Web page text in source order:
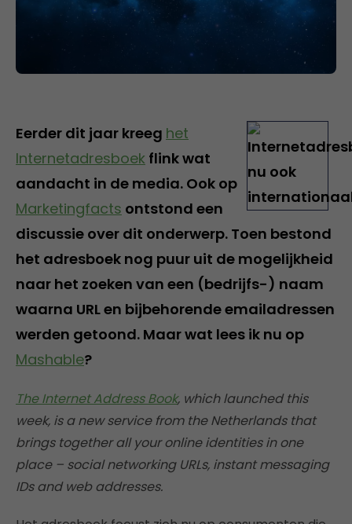
Eerder dit jaar kreeg het
Internetadresboek flink wat
aandacht in de media. Ook op
Marketingfacts ontstond een
discussie over dit onderwerp. Toen bestond
het adresboek nog puur uit de mogelijkheid
naar het zoeken van een (bedrijfs-) naam
waarna URL en bijbehorende emailadressen
werden getoond. Maar wat lees ik nu op
Mashable?
The Internet Address Book, which launched this
week, is a new service from the Netherlands that
brings together all your online identities in one
place – social networking URLs, instant messaging
IDs and web addresses.